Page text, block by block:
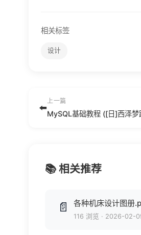
相关标签
设计
⬅️
上一篇
MySQL基础教程 ([日]西泽
📚 相关推荐
📄 各种机床设计图册
116 浏览 · 2026-02-